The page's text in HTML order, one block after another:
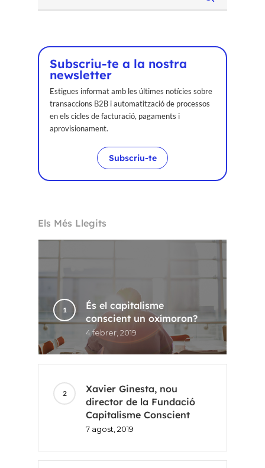
Subscriu-te a la nostra
newsletter
Estigues informat amb les últimes notícies sobre
transaccions B2B i automatització de processos
en els cicles de facturació, pagaments i
aprovisionament.
Subscriu-te
Els Més Llegits
És el capitalisme
conscient un oxímoron?
4 febrer, 2019
Xavier Ginesta, nou
director de la Fundació
Capitalisme Conscient
7 agost, 2019
Inici
CA
FR
EN